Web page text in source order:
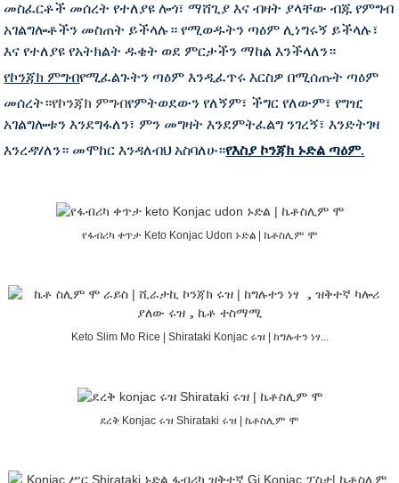
መስፈርቶች መሰረት የተለያዩ ሎጎ፣ ማሸጊያ እና ብዛት ያላቸው ብጁ የምግብ
አገልግሎቶችን መስጠት ይችላሉ። የሚወዱትን ጣዕም ሊነግሩኝ ይችላሉ፣
እና የተለያዩ የአትክልት ዱቄት ወደ ምርታችን ማከል እንችላለን።
የኮንጃክ ምግብየሚፈልጉትን ጣዕም እንዲፈጥሩ እርስዎ በሚሰጡት ጣዕም
መሰረት።የኮንጃክ ምግብየምትወደውን የለኝም፣ ችግር የለውም፣ የግዢ
አገልግሎቱን እንደግፋለን፣ ምን መግዛት እንደምትፈልግ ንገረኝ፣ እንድትገዛ
እንረዳሃለን። መሞከር እንዳለብህ አስባለሁ።የእስያ ኮንጃክ ኑድል ጣዕም.
የፋብሪካ ቀጥታ Keto Konjac Udon ኑድል | ኬቶስሊም ሞ
Keto Slim Mo Rice | Shirataki Konjac ሩዝ | ከግሉተን ነፃ...
ደረቅ Konjac ሩዝ Shirataki ሩዝ | ኬቶስሊም ሞ